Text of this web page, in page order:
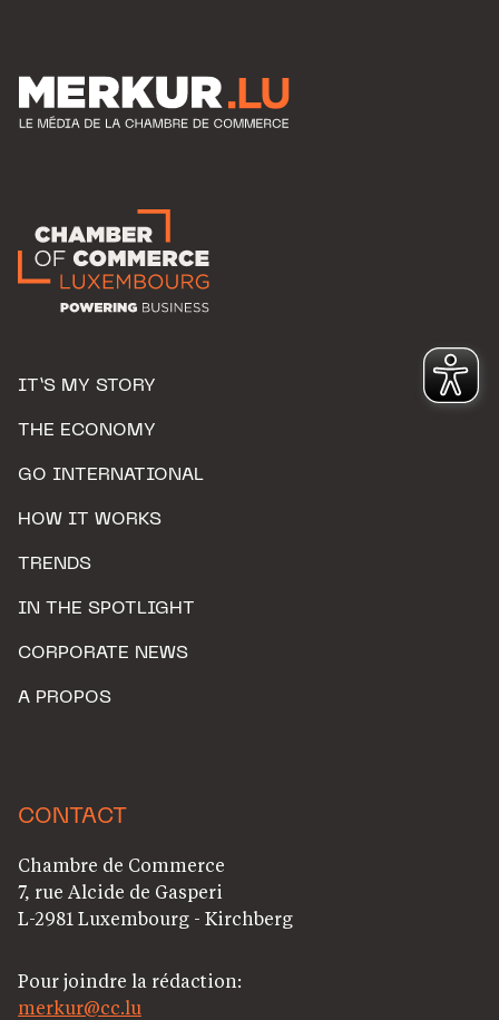
IT’S MY STORY
THE ECONOMY
GO INTERNATIONAL
HOW IT WORKS
TRENDS
IN THE SPOTLIGHT
CORPORATE NEWS
A PROPOS
CONTACT
Chambre de Commerce
7, rue Alcide de Gasperi
L-2981 Luxembourg - Kirchberg
Pour joindre la rédaction:
merkur@cc.lu